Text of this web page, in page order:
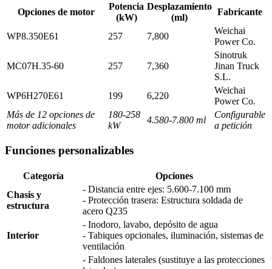
Opciones de motor
Potencia
(kW)
Desplazamiento
(ml)
Fabricante
WP8.350E61 257 7,800
Weichai
Power Co.
MC07H.35-60 257 7,360
Sinotruk
Jinan Truck
S.L.
WP6H270E61
199 6,220
Weichai
Power Co.
Más de 12 opciones de
motor adicionales
180-258
kW
4.580-7.800 ml
Configurable
a petición
Funciones personalizables
Categoría
Opciones
Chasis y
estructura
- Distancia entre ejes: 5.600-7.100 mm
- Protección trasera: Estructura soldada de
acero Q235
Interior
- Inodoro, lavabo, depósito de agua
- Tabiques opcionales, iluminación, sistemas de
ventilación
- Faldones laterales (sustituye a las protecciones